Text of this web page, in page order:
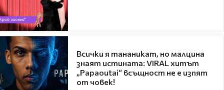
Всички я тананикат, но малцина
знаят истината: VIRAL хитът
„Papaoutai“ всъщност не е изпят
от човек!